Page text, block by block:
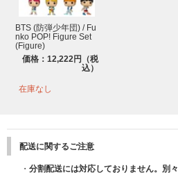
BTS (防弾少年団) / Fu
nko POP! Figure Set
(Figure)
価格：12,222円（税
込）
在庫なし
配送に関するご注意
・ 分割配送には対応しておりません。別